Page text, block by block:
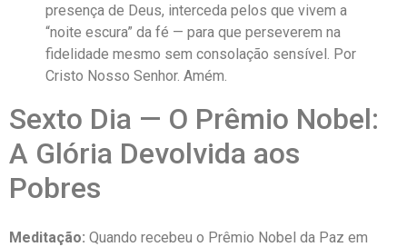
presença de Deus, interceda pelos que vivem a
“noite escura” da fé — para que perseverem na
fidelidade mesmo sem consolação sensível. Por
Cristo Nosso Senhor. Amém.
Sexto Dia — O Prêmio Nobel:
A Glória Devolvida aos
Pobres
Meditação: Quando recebeu o Prêmio Nobel da Paz em